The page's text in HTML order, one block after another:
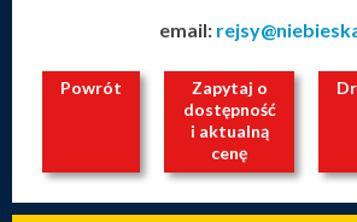
email:
Powrót
Zapytaj o
dostępność
i aktualną
cenę